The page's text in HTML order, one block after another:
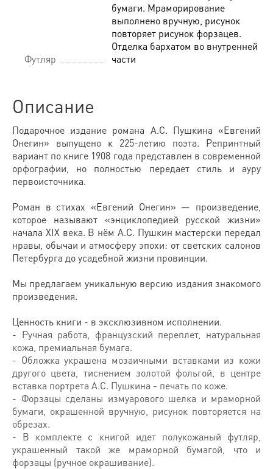
Футляр
бумаги. Мраморирование
выполнено вручную, рисунок
повторяет рисунок форзацев.
Отделка бархатом во внутренней
части
Описание
Подарочное издание романа А.С. Пушкина «Евгений
Онегин» выпущено к 225-летию поэта. Репринтный
вариант по книге 1908 года представлен в современной
орфографии, но полностью передает стиль и ауру
первоисточника.
Роман в стихах «Евгений Онегин» — произведение,
которое называют «энциклопедией русской жизни»
начала XIX века. В нём А.С. Пушкин мастерски передал
нравы, обычаи и атмосферу эпохи: от светских салонов
Петербурга до усадебной жизни провинции.
Мы предлагаем уникальную версию издания знакомого
произведения.
Ценность книги - в эксклюзивном исполнении.
- Ручная работа, французский переплет, натуральная
кожа, премиальная бумага.
- Обложка украшена мозаичными вставками из кожи
другого цвета, тиснением золотой фольгой, в центре
вставка портрета А.С. Пушкина - печать по коже.
- Форзацы сделаны измуарового шелка и мраморной
бумаги, окрашенной вручную, рисунок повторяется на
обрезах.
- В комплекте с книгой идет полукожаный футляр,
украшенный такой же мраморной бумагой, что и
форзацы (ручное окрашивание).